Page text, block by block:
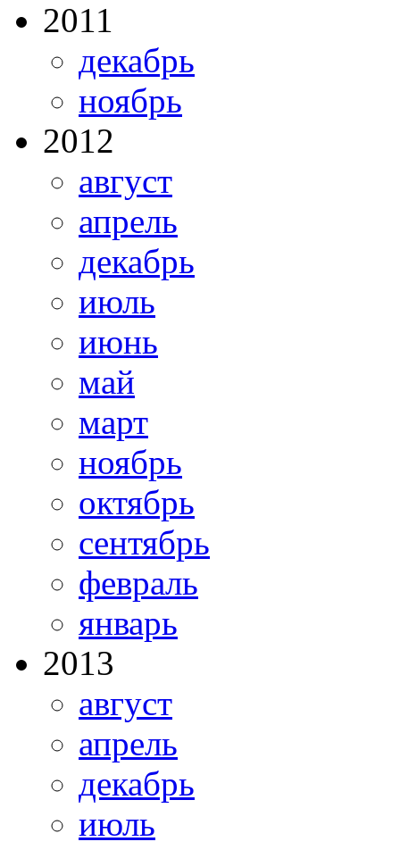
2011
декабрь
ноябрь
2012
август
апрель
декабрь
июль
июнь
май
март
ноябрь
октябрь
сентябрь
февраль
январь
2013
август
апрель
декабрь
июль